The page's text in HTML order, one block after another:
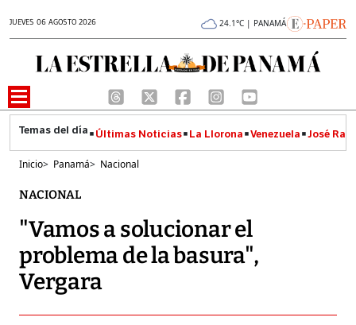
JUEVES 06 AGOSTO 2026 24.1°C | PANAMÁ
Últimas Noticias La Llorona Venezuela José
Inicio> Panamá> Nacional
NACIONAL
"Vamos a solucionar el
problema de la basura",
Vergara